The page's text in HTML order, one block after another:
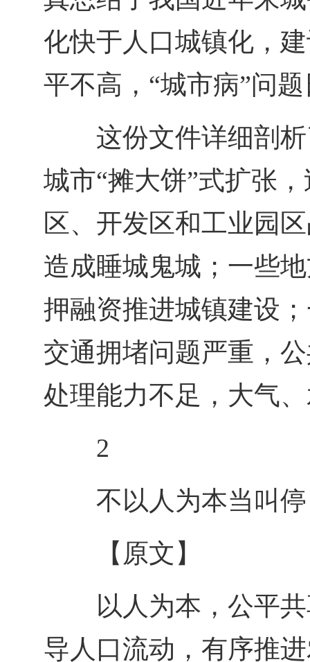
化快于人口城镇化，
平不高，“城市病”问
这份文件详细剖
城市“摊大饼”式扩张
区、开发区和工业园
造成睡城鬼城；一些
押融资推进城镇建设
交通拥堵问题严重，
处理能力不足，大气
2
不以人为本当叫停
【原文】
以人为本，公平
导人口流动，有序推